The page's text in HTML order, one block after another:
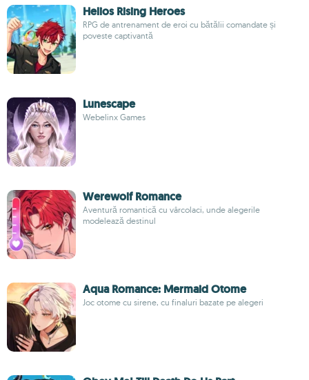
Helios Rising Heroes
RPG de antrenament de eroi cu bătălii comandate și
poveste captivantă
Lunescape
Webelinx Games
Werewolf Romance
Aventură romantică cu vârcolaci, unde alegerile
modelează destinul
Aqua Romance: Mermaid Otome
Joc otome cu sirene, cu finaluri bazate pe alegeri